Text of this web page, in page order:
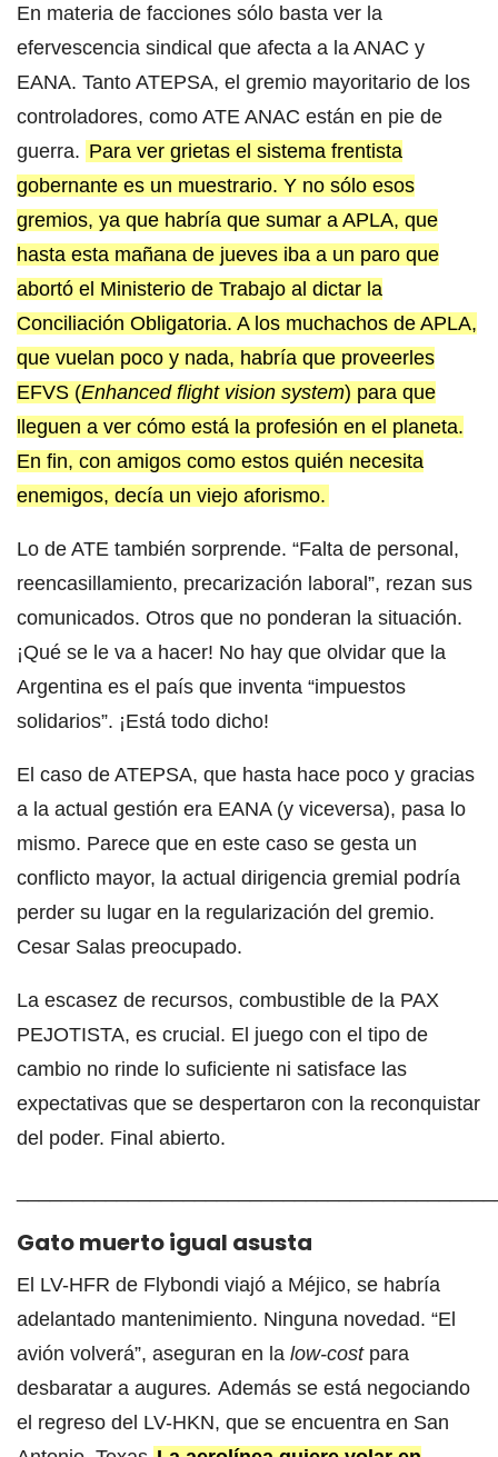
En materia de facciones sólo basta ver la
efervescencia sindical que afecta a la ANAC y
EANA. Tanto ATEPSA, el gremio mayoritario de los
controladores, como ATE ANAC están en pie de
guerra. Para ver grietas el sistema frentista
gobernante es un muestrario. Y no sólo esos
gremios, ya que habría que sumar a APLA, que
hasta esta mañana de jueves iba a un paro que
abortó el Ministerio de Trabajo al dictar la
Conciliación Obligatoria. A los muchachos de APLA,
que vuelan poco y nada, habría que proveerles
EFVS (Enhanced flight vision system) para que
lleguen a ver cómo está la profesión en el planeta.
En fin, con amigos como estos quién necesita
enemigos, decía un viejo aforismo.
Lo de ATE también sorprende. “Falta de personal,
reencasillamiento, precarización laboral”, rezan sus
comunicados. Otros que no ponderan la situación.
¡Qué se le va a hacer! No hay que olvidar que la
Argentina es el país que inventa “impuestos
solidarios”. ¡Está todo dicho!
El caso de ATEPSA, que hasta hace poco y gracias
a la actual gestión era EANA (y viceversa), pasa lo
mismo. Parece que en este caso se gesta un
conflicto mayor, la actual dirigencia gremial podría
perder su lugar en la regularización del gremio.
Cesar Salas preocupado.
La escasez de recursos, combustible de la PAX
PEJOTISTA, es crucial. El juego con el tipo de
cambio no rinde lo suficiente ni satisface las
expectativas que se despertaron con la reconquistar
del poder. Final abierto.
Gato muerto igual asusta
El LV-HFR de Flybondi viajó a Méjico, se habría
adelantado mantenimiento. Ninguna novedad. “El
avión volverá”, aseguran en la low-costpara
desbaratar a augures. Además se está negociando
el regreso del LV-HKN, que se encuentra en San